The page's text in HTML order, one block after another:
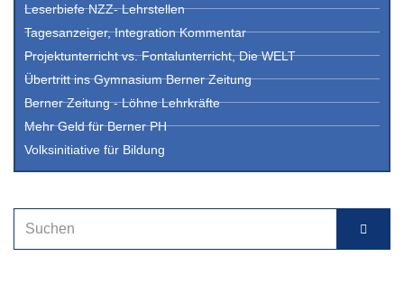
Leserbiefe NZZ- Lehrstellen
Tagesanzeiger, Integration Kommentar
Projektunterricht vs. Fontalunterricht, Die WELT
Übertritt ins Gymnasium Berner Zeitung
Berner Zeitung - Löhne Lehrkräfte
Mehr Geld für Berner PH
Volksinitiative für Bildung